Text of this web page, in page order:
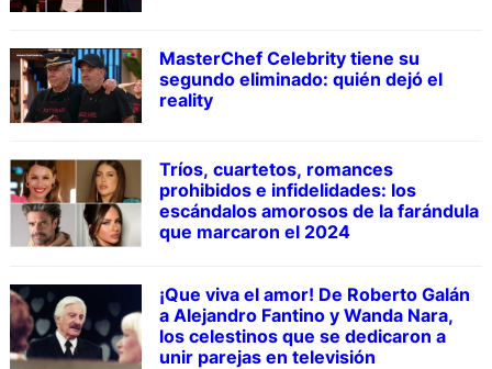
MasterChef Celebrity tiene su
segundo eliminado: quién dejó el
reality
Tríos, cuartetos, romances
prohibidos e infidelidades: los
escándalos amorosos de la farándula
que marcaron el 2024
¡Que viva el amor! De Roberto Galán
a Alejandro Fantino y Wanda Nara,
los celestinos que se dedicaron a
unir parejas en televisión